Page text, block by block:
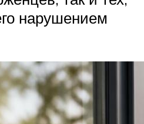
нарушением